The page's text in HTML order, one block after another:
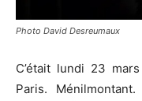
Photo David Desreumaux
C’était lundi 23
Paris.